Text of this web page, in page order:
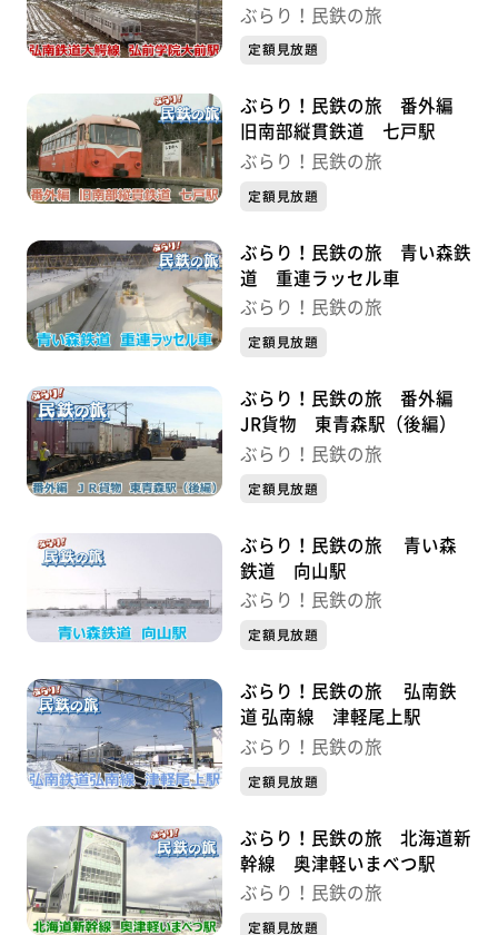
ぶらり！民鉄の旅
定額見放題
ぶらり！民鉄の旅 番外編
旧南部縦貫鉄道 七戸駅
ぶらり！民鉄の旅
定額見放題
ぶらり！民鉄の旅 青い森鉄
道 重連ラッセル車
ぶらり！民鉄の旅
定額見放題
ぶらり！民鉄の旅 番外編
JR貨物 東青森駅（後編）
ぶらり！民鉄の旅
定額見放題
ぶらり！民鉄の旅 青い森
鉄道 向山駅
ぶらり！民鉄の旅
定額見放題
ぶらり！民鉄の旅 弘南鉄
道 弘南線 津軽尾上駅
ぶらり！民鉄の旅
定額見放題
ぶらり！民鉄の旅 北海道新
幹線 奥津軽いまべつ駅
ぶらり！民鉄の旅
定額見放題